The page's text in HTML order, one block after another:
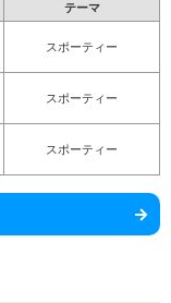
テーマ
スポーティー
スポーティー
スポーティー